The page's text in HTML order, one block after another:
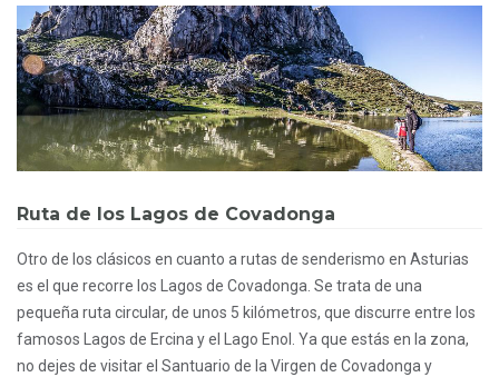
Ruta de los Lagos de Covadonga
Otro de los clásicos en cuanto a rutas de senderismo en Asturias
es el que recorre los Lagos de Covadonga. Se trata de una
pequeña ruta circular, de unos 5 kilómetros, que discurre entre los
famosos Lagos de Ercina y el Lago Enol. Ya que estás en la zona,
no dejes de visitar el Santuario de la Virgen de Covadonga y